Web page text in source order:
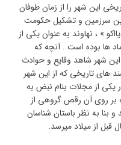
این شهر را از زمان طوفان
سرزمین و تشکیل حکومت
» ، نهاوند به عنوان یکی از
ها بوده است . آنچه که
شهر شاهد وقایع و حوادث
های تاریخی که از این شهر
یکی از مجلات بنام نبض به
بر روی آن رقص گروهی از
به نظر باستان شناسان